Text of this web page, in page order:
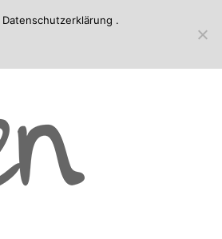
Datenschutzerklärung .